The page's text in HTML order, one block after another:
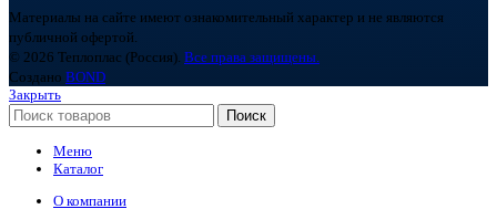
Материалы на сайте имеют ознакомительный характер и не являются
публичной офертой.
© 2026 Теплоплас (Россия). Все права защищены.
Создано BOND
Закрыть
Поиск
Меню
Каталог
О компании